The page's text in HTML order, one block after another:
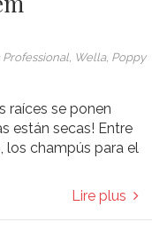
Professional, Wella, Poppy
raíces se ponen
están secas! Entre
los champús para el
Lire plus